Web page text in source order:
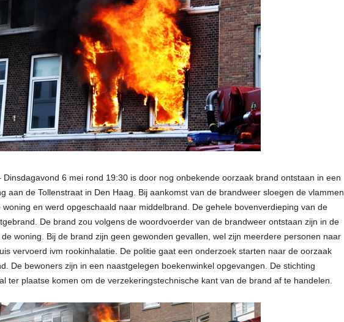
Dinsdagavond 6 mei rond 19:30 is door nog onbekende oorzaak brand ontstaan in een
aan de Tollenstraat in Den Haag. Bij aankomst van de brandweer sloegen de vlammen
woning en werd opgeschaald naar middelbrand. De gehele bovenverdieping van de
De brand zou volgens de woordvoerder van de brandweer ontstaan zijn in de
woning. Bij de brand zijn geen gewonden gevallen, wel zijn meerdere personen naar
vervoerd ivm rookinhalatie. De politie gaat een onderzoek starten naar de oorzaak
De bewoners zijn in een naastgelegen boekenwinkel opgevangen. De stichting
ter plaatse komen om de verzekeringstechnische kant van de brand af te handelen.